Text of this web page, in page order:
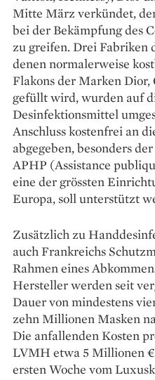
Mitte März verkündet,
bei der Bekämpfung des
zu greifen. Drei Fabriken
denen normalerweise
Flakons der Marken
gefüllt wird, wurden auf
Desinfektionsmittel
Anschluss kostenfrei an
abgegeben, besonders
APHP (Assistance
eine der grössten
Europa, soll unterstützt
Zusätzlich zu
auch Frankreichs
Rahmen eines
Hersteller werden seit
Dauer von mindestens
zehn Millionen Masken
Die anfallenden Kosten
LVMH etwa 5 Millionen
ersten Woche vom